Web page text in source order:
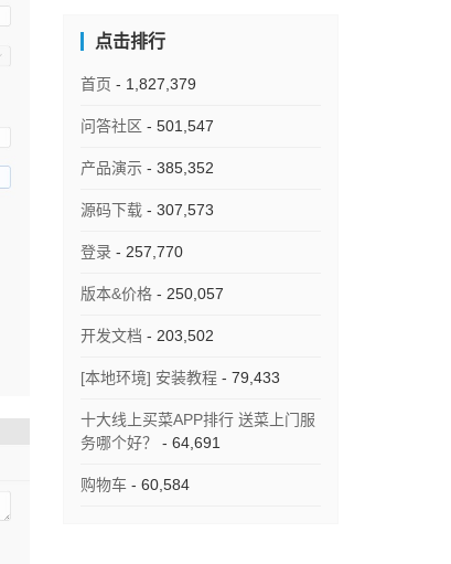
点击排行
首页 - 1,827,379
问答社区 - 501,547
产品演示 - 385,352
源码下载 - 307,573
登录 - 257,770
版本&价格 - 250,057
开发文档 - 203,502
[本地环境] 安装教程 - 79,433
十大线上买菜APP排行 送菜上门服
务哪个好？
- 64,691
购物车 - 60,584